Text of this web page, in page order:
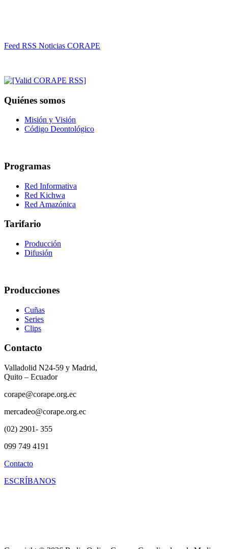
Feed RSS Noticias CORAPE
Quiénes somos
Misión y Visión
Código Deontológico
Programas
Red Informativa
Red Kichwa
Red Amazónica
Tarifario
Producción
Difusión
Producciones
Cuñas
Series
Clips
Contacto
Valladolid N24-59 y Madrid,
Quito – Ecuador
corape@corape.org.ec
mercadeo@corape.org.ec
(02) 2901- 355
099 749 4191
Contacto
ESCRÍBANOS